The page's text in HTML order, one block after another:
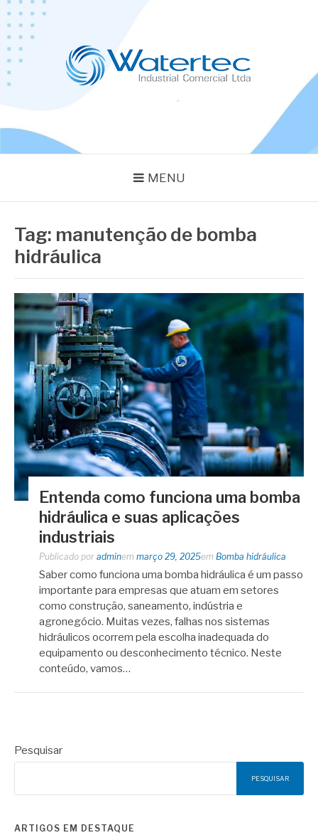
Pular
para
conteúdo
MENU
Tag: manutenção de bomba
hidráulica
Entenda como funciona uma bomba
hidráulica e suas aplicações
industriais
Publicado por adminem março 29, 2025em Bomba hidráulica
Saber como funciona uma bomba hidráulica é um passo
importante para empresas que atuam em setores
como construção, saneamento, indústria e
agronegócio. Muitas vezes, falhas nos sistemas
hidráulicos ocorrem pela escolha inadequada do
equipamento ou desconhecimento técnico. Neste
conteúdo, vamos…
Pesquisar
PESQUISAR
ARTIGOS EM DESTAQUE